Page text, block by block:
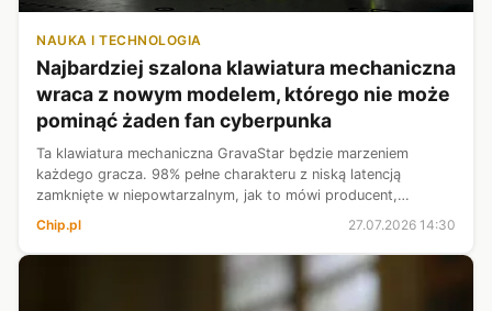
NAUKA I TECHNOLOGIA
Najbardziej szalona klawiatura mechaniczna
wraca z nowym modelem, którego nie może
pominąć żaden fan cyberpunka
Ta klawiatura mechaniczna GravaStar będzie marzeniem
każdego gracza. 98% pełne charakteru z niską latencją
zamknięte w niepowtarzalnym, jak to mówi producent,
jednym ładowaniu oraz customowe sw...
Chip.pl 27.07.2026 14:30